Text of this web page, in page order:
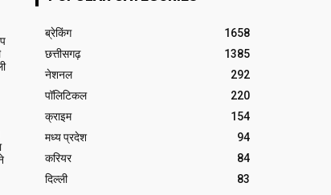
ब्रेकिंग
1658
छत्तीसगढ़
1385
नेशनल
292
पॉलिटिकल
220
क्राइम
154
मध्य प्रदेश
94
करियर
84
दिल्ली
83